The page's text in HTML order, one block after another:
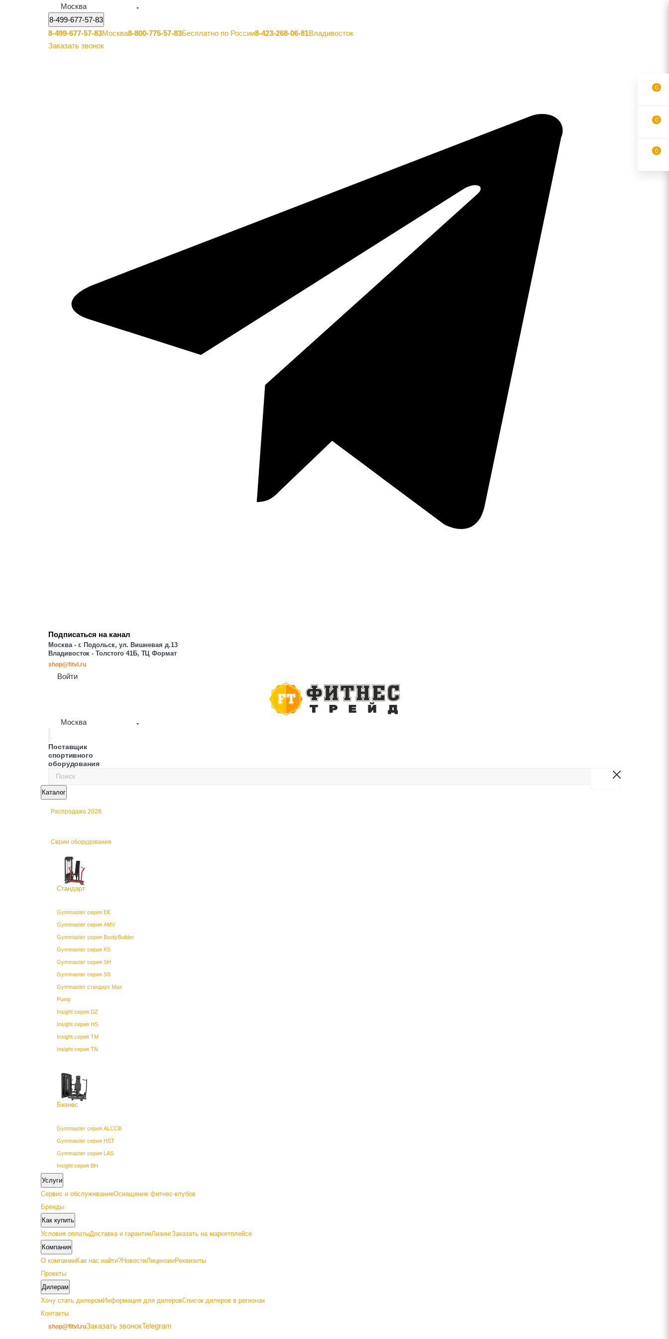
Москва
8-499-677-57-83
8-499-677-57-83Москва8-800-775-57-83Бесплатно по России8-423-268-06-81Владивосток
Заказать звонок
Подписаться на канал
Москва - г. Подольск, ул. Вишневая д.13
Владивосток - Толстого 41Б, ТЦ Формат
shop@fitvl.ru
Войти
Москва
Поставщик
спортивного
оборудования
Каталог
Распродажа 2026
Серии оборудования
Стандарт
Gymmaster серия EK
Gymmaster серия AMV
Gymmaster серия BootyBuilder
Gymmaster серия KS
Gymmaster серия SH
Gymmaster серия SS
Gymmaster стандарт Max
Pump
Insight серия DZ
Insight серия HS
Insight серия TM
Insight серия TN
Бизнес
Gymmaster серия ALCCB
Gymmaster серия HST
Gymmaster серия LAS
Insight серия BH
Insight серия BL
Insight серия PL
SHUA 68 серия
SHUA 69 серия
Vertex серия GETN
Премиум
Услуги
Сервис и обслуживаниеОснащение фитнес-клубов
Бренды
Как купить
Условия оплатыДоставка и гарантииЛизингЗаказать на маркетплейсе
Компания
О компанииКак нас найти?НовостиЛицензииРеквизиты
Проекты
Дилерам
Хочу стать дилером Информация для дилеровСписок дилеров в регионах
Контакты
shop@fitvl.ruЗаказать звонокTelegram
0
0
0